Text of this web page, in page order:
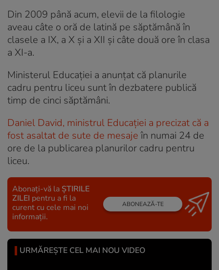
Din 2009 până acum, elevii de la filologie
aveau câte o oră de latină pe săptămână în
clasele a IX, a X și a XII și câte două ore în clasa
a XI-a.
Ministerul Educației a anunțat că planurile
cadru pentru liceu sunt în dezbatere publică
timp de cinci săptămâni.
Daniel David, ministrul Educației a precizat că a
fost asaltat de sute de mesajeîn numai 24 de
ore de la publicarea planurilor cadru pentru
liceu.
Abonați-vă la ȘTIRILE
ZILEI pentru a fi la
curent cu cele mai noi
informații.
ABONEAZĂ-TE
URMĂREȘTE CEL MAI NOU VIDEO